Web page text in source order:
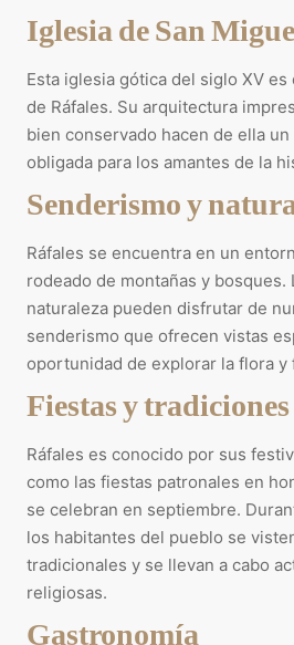
Iglesia de San
Esta iglesia gótica del siglo XV
de Ráfales. Su arquitectura
bien conservado hacen de ella
obligada para los amantes de la
Senderismo y
Ráfales se encuentra en un
rodeado de montañas y bosques.
naturaleza pueden disfrutar de
senderismo que ofrecen vistas
oportunidad de explorar la flora y
Fiestas y tradiciones
Ráfales es conocido por sus
como las fiestas patronales en
se celebran en septiembre.
los habitantes del pueblo se
tradicionales y se llevan a cabo
religiosas.
Gastronomía